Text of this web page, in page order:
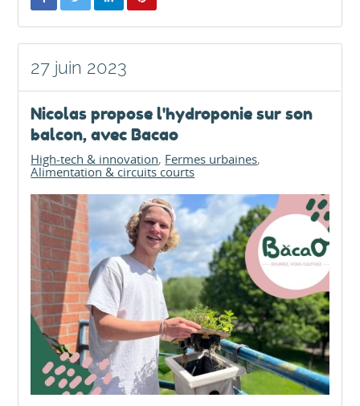
27 juin 2023
Nicolas propose l'hydroponie sur son
balcon, avec Bacao
High-tech & innovation Fermes urbaines
Alimentation & circuits courts